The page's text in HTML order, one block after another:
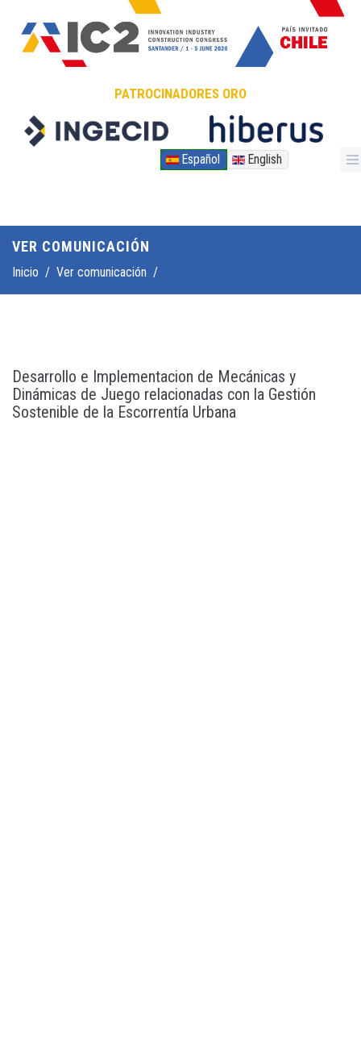
Pasar al contenido principal
PATROCINADORES ORO
Español English
VER COMUNICACIÓN
Inicio / Ver comunicación /
Desarrollo e Implementacion de Mecánicas y
Dinámicas de Juego relacionadas con la Gestión
Sostenible de la Escorrentía Urbana